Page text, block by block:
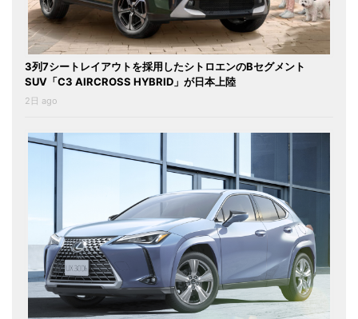
3列7シートレイアウトを採用したシトロエンのBセグメント
SUV「C3 AIRCROSS HYBRID」が日本上陸
2日 ago